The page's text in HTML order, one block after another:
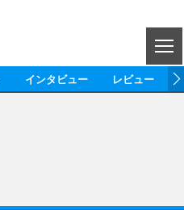
インタビュー レビュー